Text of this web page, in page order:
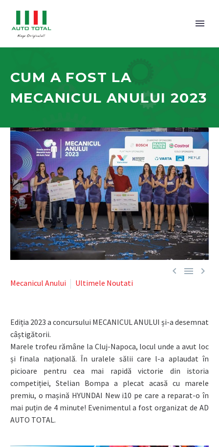
CUM A FOST LA
MECANICUL ANULUI 2023
  
Mecanicul Anului Ultimele Noutati
Ediția 2023 a concursului MECANICUL ANULUI și-a desemnat
câștigătorii.
Marele trofeu rămâne la Cluj-Napoca, locul unde a avut loc
și finala națională. În uralele sălii care l-a aplaudat în
picioare pentru cea mai rapidă victorie din istoria
competiției, Stelian Bompa a plecat acasă cu marele
premiu, o mașină HYUNDAI New i10 pe care a reparat-o în
mai puțin de 4 minute! Evenimentul a fost organizat de AD
AUTO TOTAL.